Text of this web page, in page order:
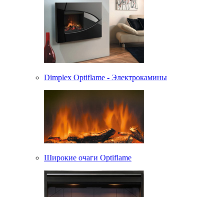
Dimplex Optiflame - Электрокамины
Широкие очаги Optiflame